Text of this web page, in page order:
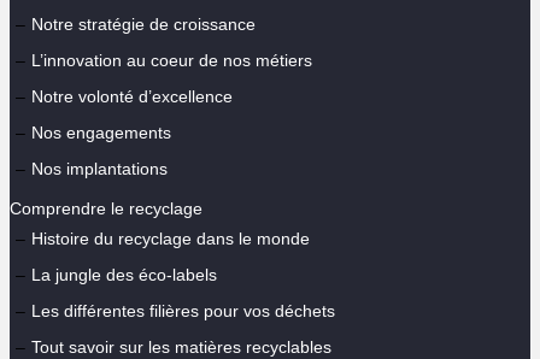
Notre stratégie de croissance
L’innovation au coeur de nos métiers
Notre volonté d’excellence
Nos engagements
Nos implantations
Comprendre le recyclage
Histoire du recyclage dans le monde
La jungle des éco-labels
Les différentes filières pour vos déchets
Tout savoir sur les matières recyclables